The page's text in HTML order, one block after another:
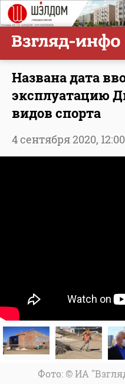
Названа дата
эксплуатацию
видов спорта
4 сентября 2020, 12:00
Фото: © ИА